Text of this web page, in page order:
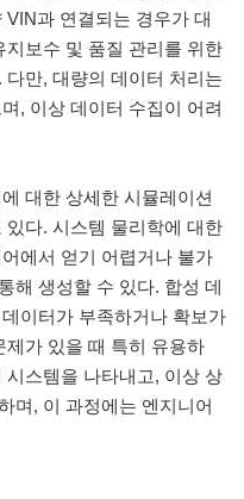
과 연결되는 경우가 대
보수 및 품질 관리를 위한
만, 대량의 데이터 처리는
, 이상 데이터 수집이 어려
대한 상세한 시뮬레이션
다. 시스템 물리학에 대한
에서 얻기 어렵거나 불가
해 생성할 수 있다. 합성 데
이터가 부족하거나 확보가
가 있을 때 특히 유용하
스템을 나타내고, 이상 상
며, 이 과정에는 엔지니어